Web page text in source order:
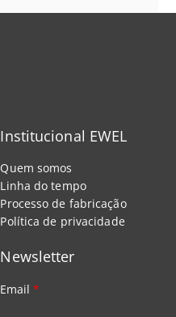
Institucional EWEL
Quem somos
Linha do tempo
Processo de fabricação
Política de privacidade
Newsletter
Email*